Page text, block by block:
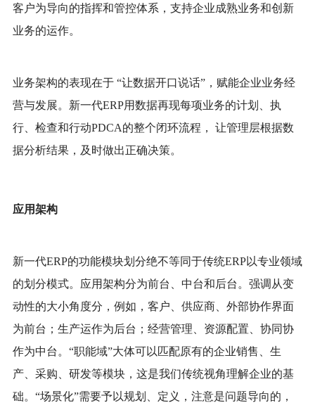
客户为导向的指挥和管控体系，支持企业成熟业务和创新
业务的运作。
业务架构的表现在于“让数据开口说话”，赋能企业业务经
营与发展。新一代ERP用数据再现每项业务的计划、执
行、检查和行动PDCA的整个闭环流程， 让管理层根据数
据分析结果，及时做出正确决策。
应用架构
新一代ERP的功能模块划分绝不等同于传统ERP以专业领域
的划分模式。应用架构分为前台、中台和后台。强调从变
动性的大小角度分，例如，客户、供应商、外部协作界面
为前台；生产运作为后台；经营管理、资源配置、协同协
作为中台。“职能域”大体可以匹配原有的企业销售、生
产、采购、研发等模块，这是我们传统视角理解企业的基
础。“场景化”需要予以规划、定义，注意是问题导向的，